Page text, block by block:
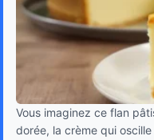
Vous imaginez ce flan
dorée, la crème qui